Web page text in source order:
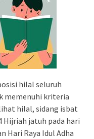
hilal seluruh
memenuhi kriteria
hilal, sidang isbat
Hijriah jatuh pada hari
Hari Raya Idul Adha